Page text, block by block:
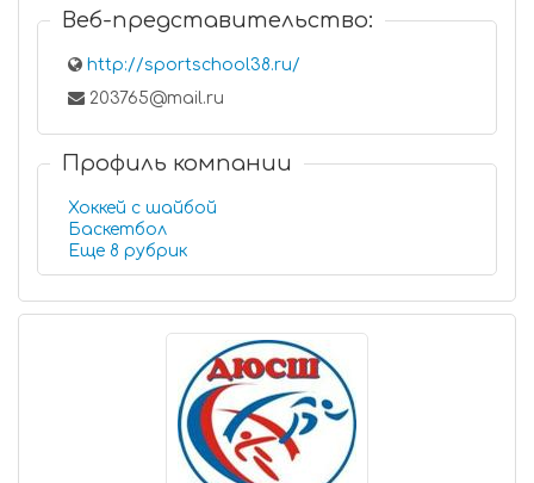
Веб-представительство:
http://sportschool38.ru/
203765@mail.ru
Профиль компании
Хоккей с шайбой
Баскетбол
Еще 8 рубрик